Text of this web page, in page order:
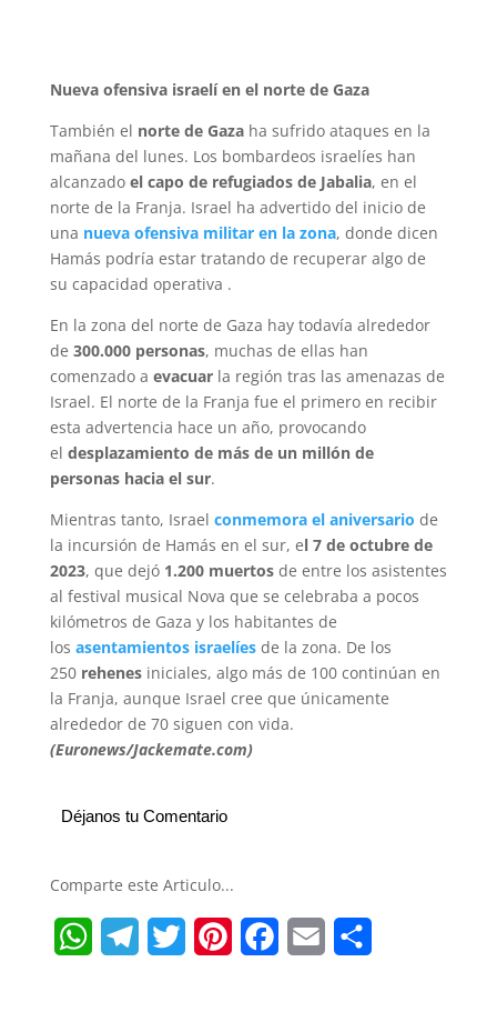
Nueva ofensiva israelí en el norte de Gaza
También el norte de Gazaha sufrido ataques en la
mañana del lunes. Los bombardeos israelíes han
alcanzado el capo de refugiados de Jabalia, en el
norte de la Franja. Israel ha advertido del inicio de
una nueva ofensiva militar en la zona, donde dicen
Hamás podría estar tratando de recuperar algo de
su capacidad operativa .
En la zona del norte de Gaza hay todavía alrededor
de 300.000 personas, muchas de ellas han
comenzado a evacuarla región tras las amenazas de
Israel. El norte de la Franja fue el primero en recibir
esta advertencia hace un año, provocando
el desplazamiento de más de un millón de
personas hacia el sur.
Mientras tanto, Israel conmemora el aniversario de
la incursión de Hamás en el sur, el 7 de octubre de
2023, que dejó 1.200 muertosde entre los asistentes
al festival musical Nova que se celebraba a pocos
kilómetros de Gaza y los habitantes de
los asentamientos israelíesde la zona. De los
250 rehenesiniciales, algo más de 100 continúan en
la Franja, aunque Israel cree que únicamente
alrededor de 70 siguen con vida.
(Euronews/Jackemate.com)
Déjanos tu Comentario
Comparte este Articulo...